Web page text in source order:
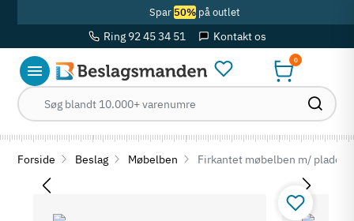
Spar 50%på outlet
Ring 92 45 34 51 Kontakt os
0
Forside Beslag Møbelben Firkantet møbelben m/ plade